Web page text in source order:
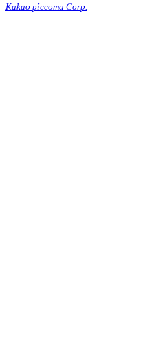
Kakao piccoma Corp.